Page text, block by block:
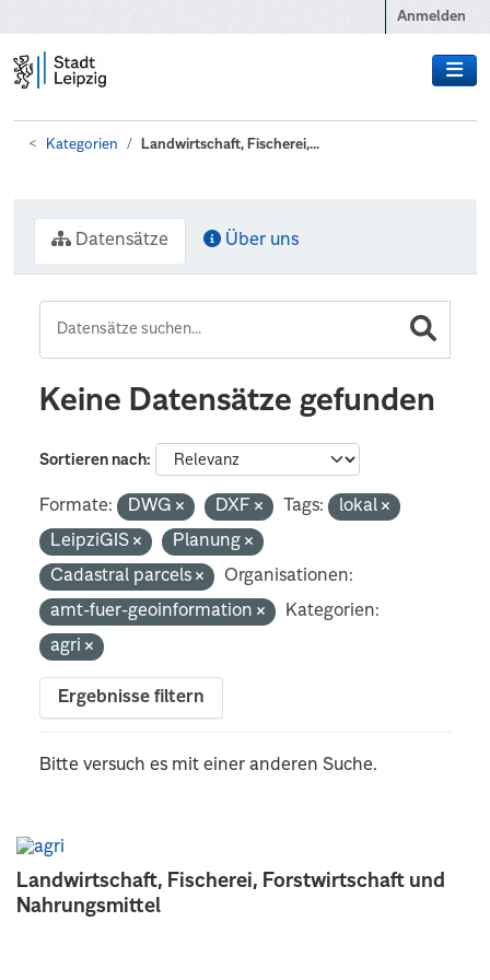
Anmelden
Kategorien Landwirtschaft, Fischerei,...
Landwirtschaft, Fischerei, Forstwirtschaft und
Nahrungsmittel
Datensätze Über uns
Keine Datensätze gefunden
Sortieren nach
Formate: DWG DXF Tags:
lokal
LeipziGIS
Planung
Cadastral parcels
Organisationen:
amt-fuer-geoinformation
Kategorien:
agri
Ergebnisse filtern
Bitte versuch es mit einer anderen Suche.